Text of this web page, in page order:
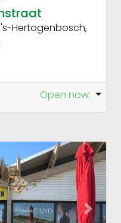
's-Hertogenbosch,
Open now:
Next